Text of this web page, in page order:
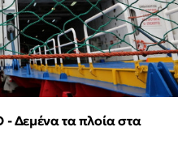
- Δεμένα τα πλοία στα